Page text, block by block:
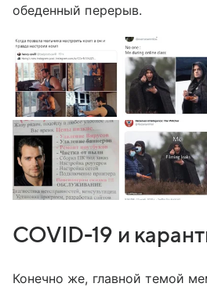
обеденный перерыв.
COVID-19 и
Конечно же, главной темой